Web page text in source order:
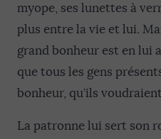
myope, ses lunettes à
plus entre la vie et lui.
grand bonheur est en lui
que tous les gens
bonheur, qu’ils
La patronne lui sert son